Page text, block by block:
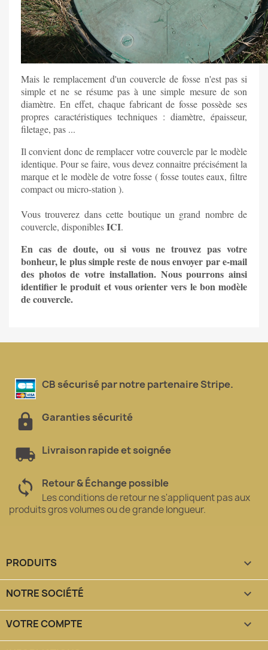
Mais le remplacement d'un couvercle de fosse n'est pas si
simple et ne se résume pas à une simple mesure de son
diamètre. En effet, chaque fabricant de fosse possède ses
propres caractéristiques techniques : diamètre, épaisseur,
filetage, pas ...
Il convient donc de remplacer votre couvercle par le modèle
identique. Pour se faire, vous devez connaitre précisément la
marque et le modèle de votre fosse ( fosse toutes eaux, filtre
compact ou micro-station ).
Vous trouverez dans cette boutique un grand nombre de
couvercle, disponiblesICI.
En cas de doute, ou si vous ne trouvez pas votre
bonheur, le plus simple reste de nous envoyer par e-mail
des photos de votre installation. Nous pourrons ainsi
identifier le produit et vous orienter vers le bon modèle
de couvercle.
CB sécurisé par notre partenaire Stripe.
Garanties sécurité
Livraison rapide et soignée
Retour & Échange possible
Les conditions de retour ne s'appliquent pas aux
produits gros volumes ou de grande longueur.
PRODUITS 
NOTRE SOCIÉTÉ 
VOTRE COMPTE 